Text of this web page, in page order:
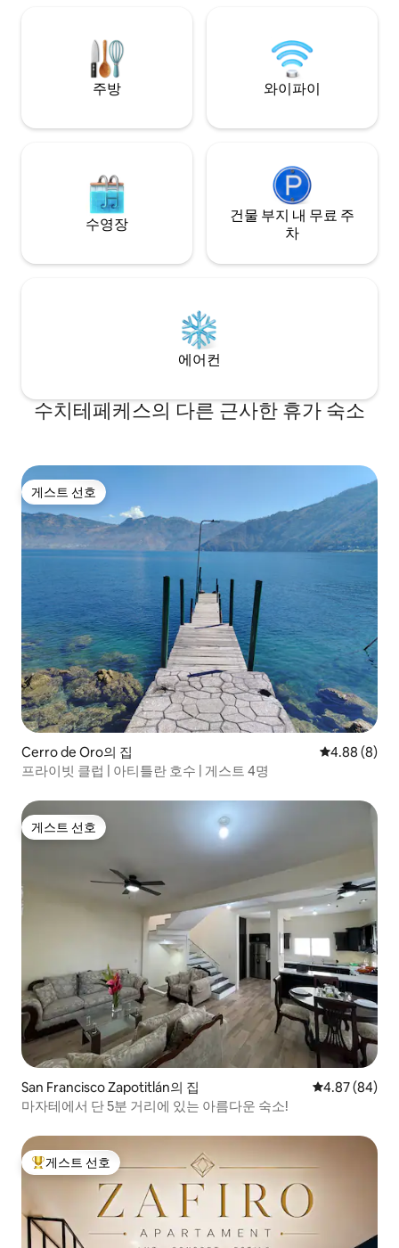
it's the ideal spot to enjoy nature,
tranquility, and unforgettable sunsets.
주방 와이파이
수영장
건물 부지 내 무료 주
차
에어컨
수치테페케스의 다른 근사한 휴가 숙소
게스트 선호
게스트 선호
Cerro de Oro의 집 평점 4.88점
4.88 (8)
프라이빗 클럽 | 아티틀란 호수 | 게스트 4명
게스트 선호
게스트 선호
San Francisco Zapotitlán의 집 평점 4.87점(5
4.87 (84)
마자테에서 단 5분 거리에 있는 아름다운 숙소!
상위 게스트 선호
게스트 선호